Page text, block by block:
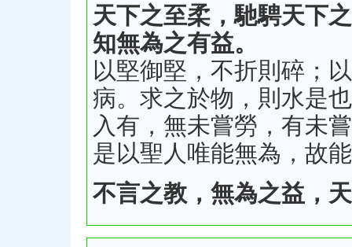
天下之至柔，馳騁天下
知無為之有益。
以堅御堅，不折則碎；
病。求之於物，則水是
入有，無未嘗勞，有未
是以聖人唯能無為，故
不言之教，無為之益，